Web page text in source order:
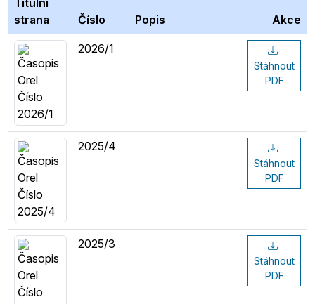
strana
Číslo Popis Akce
2026/1
Stáhnout
PDF
2025/4
Stáhnout
PDF
2025/3
Stáhnout
PDF